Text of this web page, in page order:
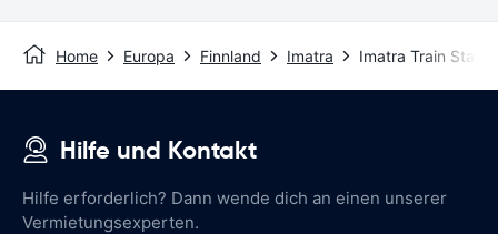
Home Europa Finnland Imatra Imatra Train
Hilfe und Kontakt
Hilfe erforderlich? Dann wende dich an einen unserer
Vermietungsexperten.